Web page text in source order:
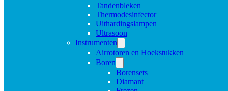
Tandenbleken
Thermodesinfector
Uithardingslampen
Ultrasoon
Instrumenten
Airrotoren en Hoekstukken
Boren
Borensets
Diamant